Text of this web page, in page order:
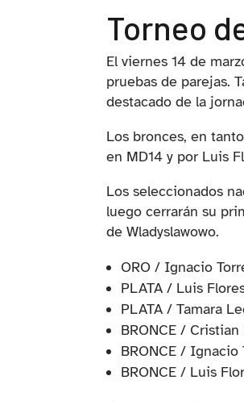
Torneo
El viernes 14 de
pruebas de parejas.
destacado de la
Los bronces, en
en MD14 y por Luis
Los seleccionados
luego cerrarán su
de Wladyslawowo.
ORO / Ignacio
PLATA / Luis
PLATA / Tamara
BRONCE /
BRONCE /
BRONCE / Luis